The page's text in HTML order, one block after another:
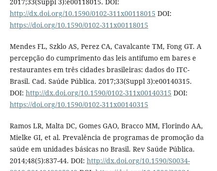
2017;33(Suppl 3):e00118015. DOI:
http://dx.doi.org/10.1590/0102-311x00118015 DOI:
https://doi.org/10.1590/0102-311x00118015
Mendes FL, Szklo AS, Perez CA, Cavalcante TM, Fong GT. A
percepção do cumprimento das leis antifumo em bares e
restaurantes em três cidades brasileiras: dados do ITC-
Brasil. Cad. Saúde Pública. 2017;33(Suppl 3):e00140315.
DOI: http://dx.doi.org/10.1590/0102-311x00140315 DOI:
https://doi.org/10.1590/0102-311x00140315
Ramos LR, Malta DC, Gomes GAO, Bracco MM, Florindo AA,
Mielke GI, et al. Prevalência de programas de promoção da
saúde em unidades básicas no Brasil. Rev Saúde Pública.
2014;48(5):837-44. DOI: http://dx.doi.org/10.1590/S0034-